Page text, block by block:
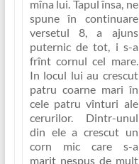
mîna lui. Tapul însa, ne
spune în continuare
versetul 8, a ajuns
puternic de tot, i s-a
frînt cornul cel mare.
In locul lui au crescut
patru coarne mari în
cele patru vînturi ale
cerurilor. Dintr-unul
din ele a crescut un
corn mic care s-a
marit nespus de mult